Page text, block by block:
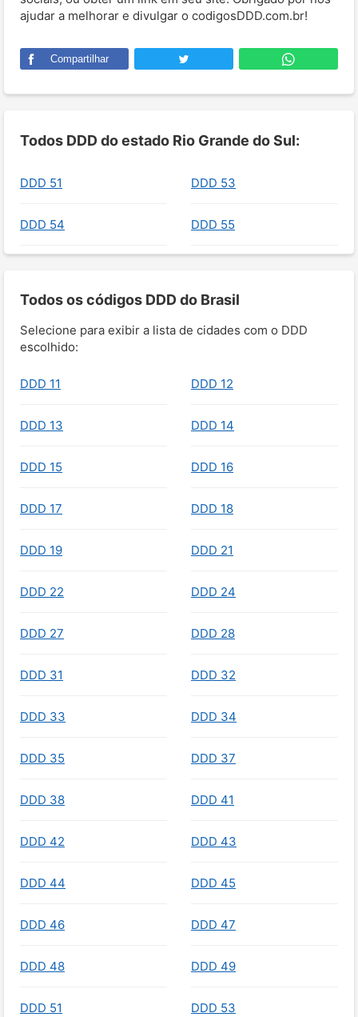
ajudar a melhorar e divulgar o codigosDDD.com.br!
Compartilhar
Todos DDD do estado Rio Grande do Sul:
DDD 51 DDD 53
DDD 54 DDD 55
Todos os códigos DDD do Brasil
Selecione para exibir a lista de cidades com o DDD
escolhido:
DDD 11 DDD 12
DDD 13 DDD 14
DDD 15 DDD 16
DDD 17 DDD 18
DDD 19 DDD 21
DDD 22 DDD 24
DDD 27 DDD 28
DDD 31 DDD 32
DDD 33 DDD 34
DDD 35 DDD 37
DDD 38 DDD 41
DDD 42 DDD 43
DDD 44 DDD 45
DDD 46 DDD 47
DDD 48 DDD 49
DDD 51 DDD 53